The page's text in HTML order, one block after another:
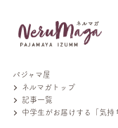
パジャマ屋
ネルマガトップ
記事一覧
中学生がお届けする「気